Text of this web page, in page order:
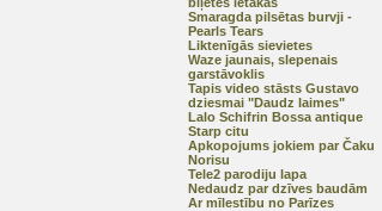
Smaragda pilsētas burvji -
Pearls Tears
Liktenīgās sievietes
Waze jaunais, slepenais
garstāvoklis
Tapis video stāsts Gustavo
dziesmai "Daudz laimes"
Lalo Schifrin Bossa antique
Starp citu
Apkopojums jokiem par Čaku
Norisu
Tele2 parodiju lapa
Nedaudz par dzīves baudām
Ar mīlestību no Parīzes